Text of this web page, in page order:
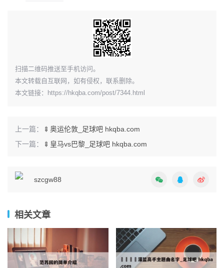
​扫描二维码推送至手机访问。
本文转载自互联网，如有侵权，联系删除。
本文链接： https://hkqba.com/post/7344.html
上一篇：
🍢奥运伦敦_足球吧 hkqba.com
下一篇：
🍢皇马vs巴黎_足球吧 hkqba.com
szcgw88
相关文章